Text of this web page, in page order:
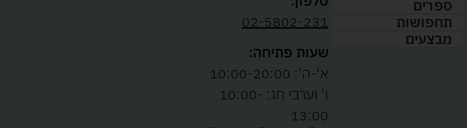
ספרים
תחפושות
מבצעים
02-5802-231
שעות פתיחה:
א'-ה': 10:00-20:00
ו' וערבי חג: 10:00-
13:00